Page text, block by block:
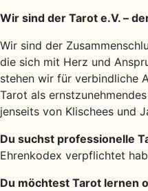
Wir sind der Tarot e.V. –
Wir sind der
die sich mit Herz und
stehen wir für verbindliche
Tarot als
jenseits von Klischees und
Du suchst professionelle
Ehrenkodex verpflichtet
Du möchtest Tarot lernen